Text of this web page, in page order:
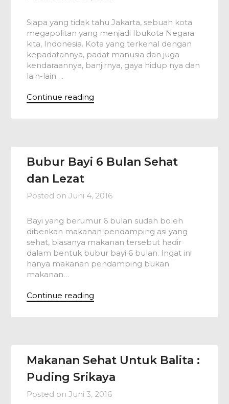
Siapa yang tidak tahu Jakarta, sebuah kota
megapolitan yang menjadi Ibukota Negara
kita, Indonesia. Kota yang terkenal dengan
kepadatannya, padat manusia dan juga
kendaraannya, banjirnya, gaya hidup nya dan
lain-lain….
Continue reading
Bubur Bayi 6 Bulan Sehat
dan Lezat
Posted onJuni 4, 2016
Bayi yang berumur 6 bulan sudah boleh
diberikan makanan pendamping asi yang
sehat, biasanya makanan tersebut hadir
dalam bentuk bubur bayi 6 bulan. Ingat ini
hanya makanan pendamping bukan
makanan…
Continue reading
Makanan Sehat Untuk Balita :
Puding Srikaya
Posted onJuni 3, 2016